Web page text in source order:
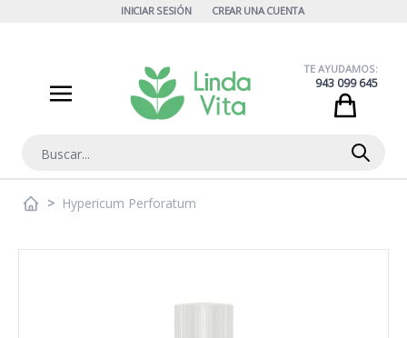
INICIAR SESIÓN CREAR UNA CUENTA
Buscar
TE AYUDAMOS:
943 099 645
> Hypericum Perforatum